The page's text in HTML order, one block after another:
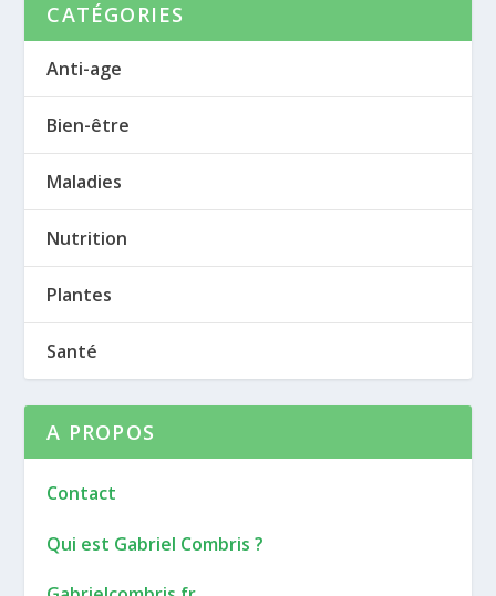
CATÉGORIES
Anti-age
Bien-être
Maladies
Nutrition
Plantes
Santé
A PROPOS
Contact
Qui est Gabriel Combris ?